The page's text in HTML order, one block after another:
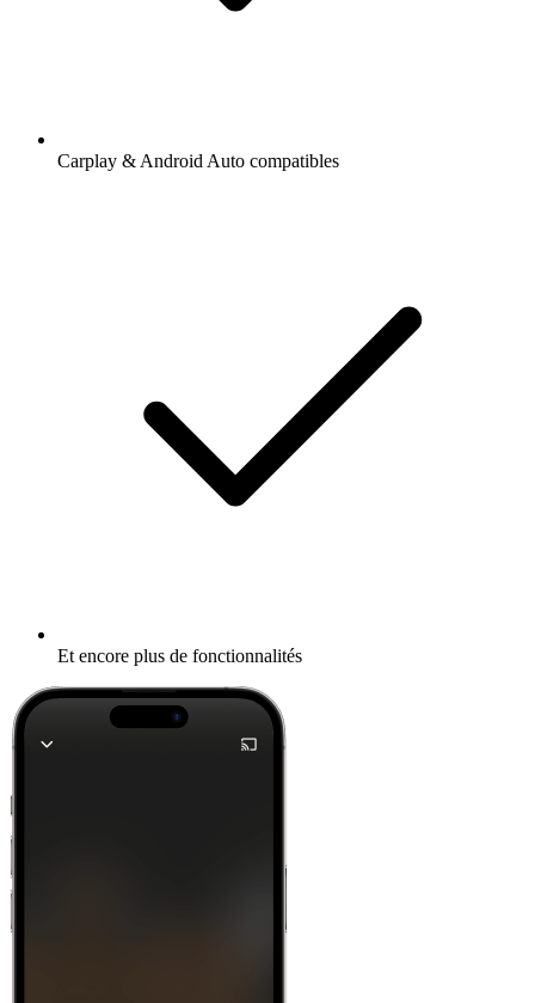
Carplay & Android Auto compatibles
Et encore plus de fonctionnalités